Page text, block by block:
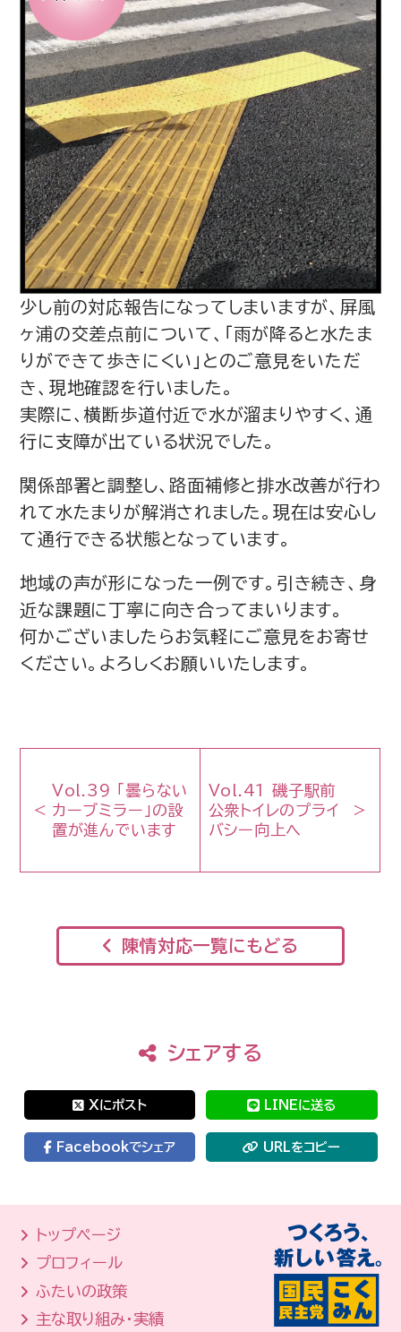
少し前の対応報告になってしまいますが、屏風
ヶ浦の交差点前について、「雨が降ると水たま
りができて歩きにくい」とのご意見をいただ
き、現地確認を行いました。
実際に、横断歩道付近で水が溜まりやすく、通
行に支障が出ている状況でした。
関係部署と調整し、路面補修と排水改善が行わ
れて水たまりが解消されました。現在は安心し
て通行できる状態となっています。
地域の声が形になった一例です。引き続き、身
近な課題に丁寧に向き合ってまいります。
何かございましたらお気軽にご意見をお寄せ
ください。よろしくお願いいたします。
Vol.39 「曇らない
カーブミラー」の設
置が進んでいます
Vol.41 磯子駅前
公衆トイレのプライ
バシー向上へ
陳情対応一覧にもどる
シェアする
Xにポスト LINEに送る
Facebookでシェア URLをコピー
トップページ
プロフィール
ふたいの政策
主な取り組み・実績